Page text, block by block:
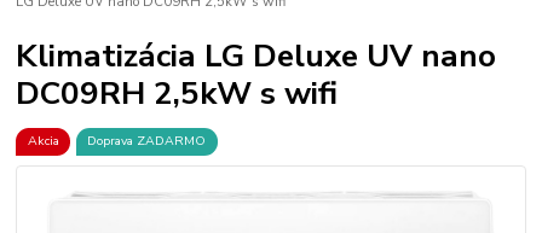
Klimatizácia LG Deluxe UV nano
DC09RH 2,5kW s wifi
Akcia Doprava ZADARMO